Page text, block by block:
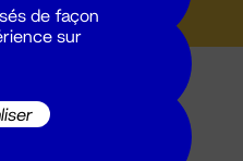
de façon
sur